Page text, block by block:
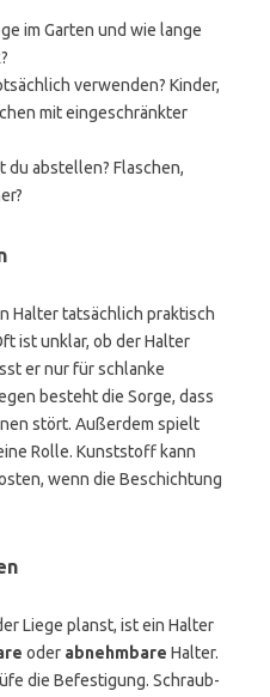
im Garten und wie lange
verwenden? Kinder,
mit eingeschränkter
du abstellen? Flaschen,
Halter tatsächlich praktisch
ist unklar, ob der Halter
er nur für schlanke
besteht die Sorge, dass
stört. Außerdem spielt
Rolle. Kunststoff kann
wenn die Beschichtung
Liege planst, ist ein Halter
oder abnehmbare Halter.
die Befestigung. Schraub-